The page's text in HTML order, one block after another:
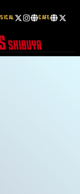
CAFE